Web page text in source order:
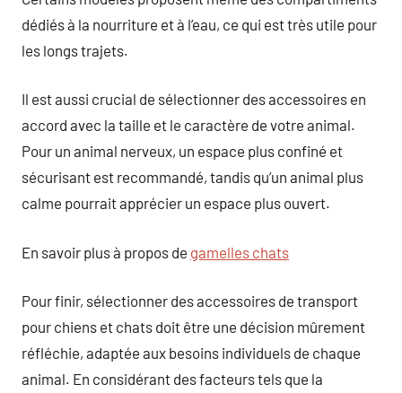
dédiés à la nourriture et à l’eau, ce qui est très utile pour
les longs trajets.
Il est aussi crucial de sélectionner des accessoires en
accord avec la taille et le caractère de votre animal.
Pour un animal nerveux, un espace plus confiné et
sécurisant est recommandé, tandis qu’un animal plus
calme pourrait apprécier un espace plus ouvert.
En savoir plus à propos de gamelles chats
Pour finir, sélectionner des accessoires de transport
pour chiens et chats doit être une décision mûrement
réfléchie, adaptée aux besoins individuels de chaque
animal. En considérant des facteurs tels que la